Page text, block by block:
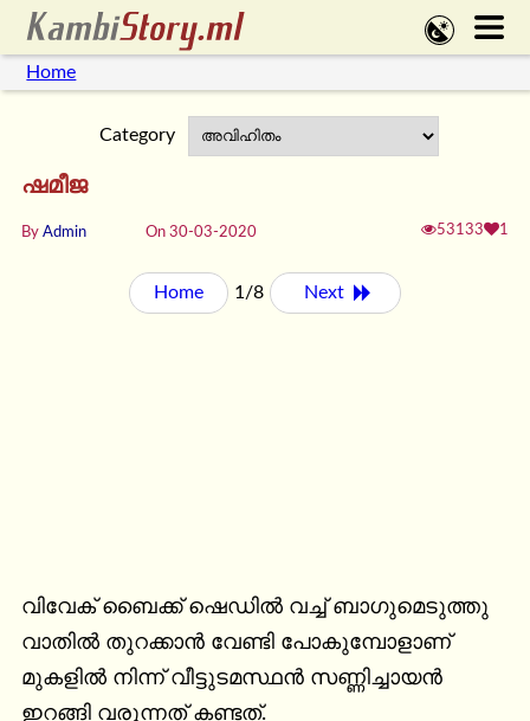
Home
Category
ഷമീജ
By Admin On 30-03-2020 53133 1
Home 1/8 Next
വിവേക് ബൈക്ക് ഷെഡിൽ വച്ച് ബാഗുമെടുത്തു
വാതിൽ തുറക്കാൻ വേണ്ടി പോകുമ്പോളാണ്
മുകളിൽ നിന്ന് വീട്ടുടമസ്ഥൻ സണ്ണിച്ചായൻ
ഇറങ്ങി വരുന്നത് കണ്ടത്.